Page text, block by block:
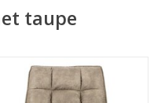
taupe
kleur creme
Afmeting
materiaal stof